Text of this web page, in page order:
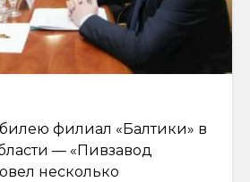
филиал «Балтики» в
— «Пивзавод
несколько